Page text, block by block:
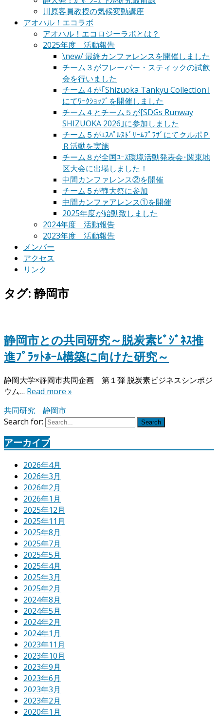
川原客員教授の気候変動講座
アオハル！エコラボ
アオハル！エコロジーラボとは？
2025年度 活動報告
\new/ 最終カンファレンスを開催しました
チーム３がフレーバー・スティックの試飲
会を行いました
チーム４が｢Shizuoka Tankyu Collection｣
にてﾜｰｸｼｮｯﾌﾟを開催しました
チーム４とチーム５が[SDGs Runway
SHIZUOKA 2026｣に参加しました
チーム５がｴｽﾊﾟﾙｽﾄﾞﾘｰﾑﾌﾟﾗｻﾞにてクルポＰ
Ｒ活動を実施
チーム８が全国ﾕｰｽ環境活動発表会･関東地
区大会に出場しました！
中間カンファレンス②を開催
チーム５が静大祭に参加
中間カンファアレンス①を開催
2025年度が始動致しました
2024年度 活動報告
2023年度 活動報告
メンバー
アクセス
リンク
タグ: 静岡市
静岡市との共同研究～脱炭素ﾋﾞｼﾞﾈｽ推
進ﾌﾟﾗｯﾄﾎｰﾑ構築に向けた研究～
静岡大学×静岡市共同企画 第１弾 脱炭素ビジネスシンポジ
ウム… Read more »
共同研究
静岡市
Search for:
Search
アーカイブ
2026年4月
2026年3月
2026年2月
2026年1月
2025年12月
2025年11月
2025年8月
2025年7月
2025年5月
2025年4月
2025年3月
2025年2月
2024年8月
2024年5月
2024年2月
2024年1月
2023年11月
2023年10月
2023年9月
2023年6月
2023年3月
2023年2月
2020年1月